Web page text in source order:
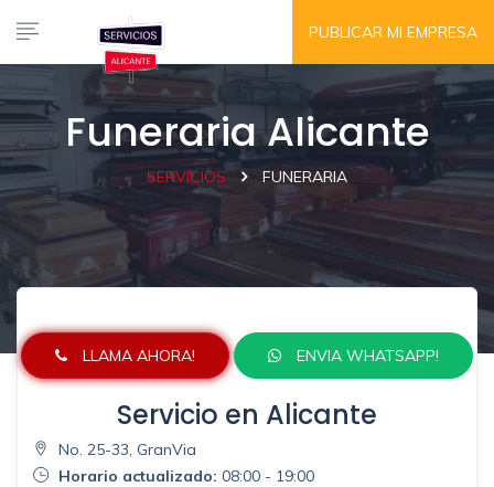
PUBLICAR MI EMPRESA
Funeraria Alicante
SERVICIOS FUNERARIA
LLAMA AHORA! ENVIA WHATSAPP!
Servicio en Alicante
No. 25-33, GranVia
Horario actualizado: 08:00 - 19:00